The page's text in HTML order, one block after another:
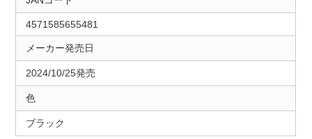
4571585655481
メーカー発売日
2024/10/25発売
色
ブラック